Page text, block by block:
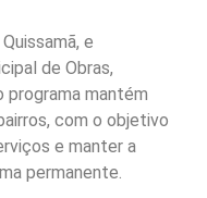
e
de Obras,
programa mantém
com o objetivo
e manter a
permanente.